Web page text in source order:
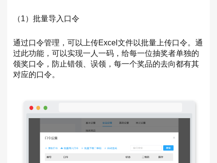
（1）批量导入口令
通过口令管理，可以上传Excel文件以批量上传口令。通
过此功能，可以实现一人一码，给每一位抽奖者单独的
领奖口令，防止错领、误领，每一个奖品的去向都有其
对应的口令。